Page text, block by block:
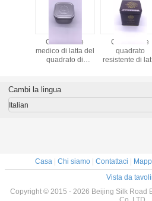
Contenitore
medico di latta del
quadrato di
prodotto CYMK di
salute
Contenitore
quadrato
resistente di
l'imballaggio
Cambi la lingua
Italian
Casa| Chi siamo| Contattaci |
Vista da
Copyright © 2015 - 2026 Beijing Silk Road